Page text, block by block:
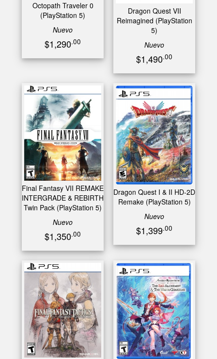
Octopath Traveler 0
(PlayStation 5)
Nuevo
$1,290.00
Dragon Quest VII
Reimagined (PlayStation
5)
Nuevo
$1,490.00
Final Fantasy VII REMAKE
INTERGRADE & REBIRTH
Twin Pack (PlayStation 5)
Nuevo
$1,350.00
Dragon Quest I & II HD-2D
Remake (PlayStation 5)
Nuevo
$1,399.00